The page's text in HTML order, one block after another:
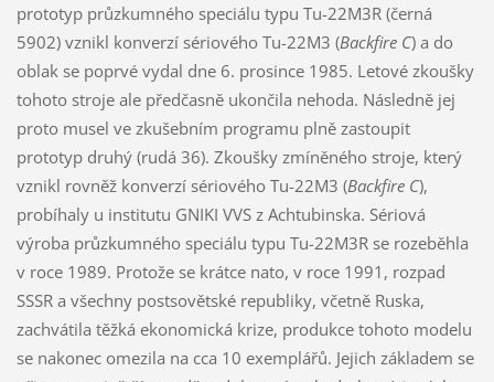
prototyp průzkumného speciálu typu Tu-22M3R (černá
5902) vznikl konverzí sériového Tu-22M3 (Backfire C) a do
oblak se poprvé vydal dne 6. prosince 1985. Letové zkoušky
tohoto stroje ale předčasně ukončila nehoda. Následně jej
proto musel ve zkušebním programu plně zastoupit
prototyp druhý (rudá 36). Zkoušky zmíněného stroje, který
vznikl rovněž konverzí sériového Tu-22M3 (Backfire C),
probíhaly u institutu GNIKI VVS z Achtubinska. Sériová
výroba průzkumného speciálu typu Tu-22M3R se rozeběhla
v roce 1989. Protože se krátce nato, v roce 1991, rozpad
SSSR a všechny postsovětské republiky, včetně Ruska,
zachvátila těžká ekonomická krize, produkce tohoto modelu
se nakonec omezila na cca 10 exemplářů. Jejich základem se